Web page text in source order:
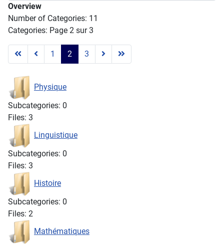
Overview
Number of Categories: 11
Categories: Page 2 sur 3
1 2 3
Physique
Subcategories: 0
Files: 3
Linguistique
Subcategories: 0
Files: 3
Histoire
Subcategories: 0
Files: 2
Mathématiques